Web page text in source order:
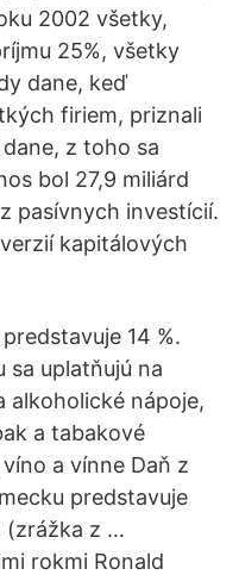
2002 všetky,
25%, všetky
dane, keď
firiem, priznali
z toho sa
bol 27,9 miliárd
pasívnych investícií.
kapitálových
14 %.
sa uplatňujú na
alkoholické nápoje,
a tabakové
a vínne Daň z
predstavuje
(zrážka z …
rokmi Ronald